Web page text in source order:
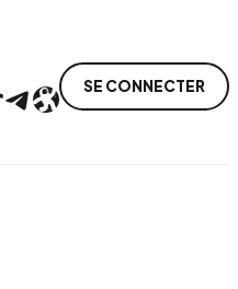
TelegramLien SE CONNECTER